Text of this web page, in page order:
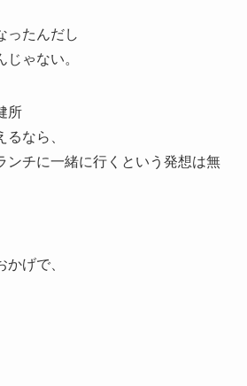
ったんだし
ゃない。
所
なら、
ンチに一緒に行くという発想は無
げで、